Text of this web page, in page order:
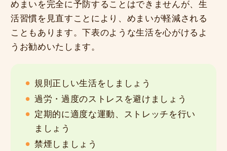
めまいを完全に予防することはできませんが、生
活習慣を見直すことにより、めまいが軽減される
こともあります。下表のような生活を心がけるよ
うお勧めいたします。
規則正しい生活をしましょう
過労・過度のストレスを避けましょう
定期的に適度な運動、ストレッチを行い
ましょう
禁煙しましょう